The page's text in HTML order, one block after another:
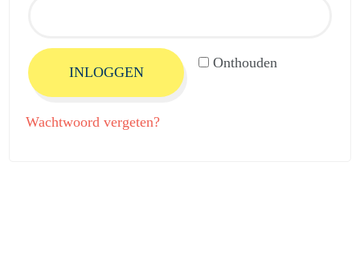
Onthouden
INLOGGEN
Wachtwoord vergeten?